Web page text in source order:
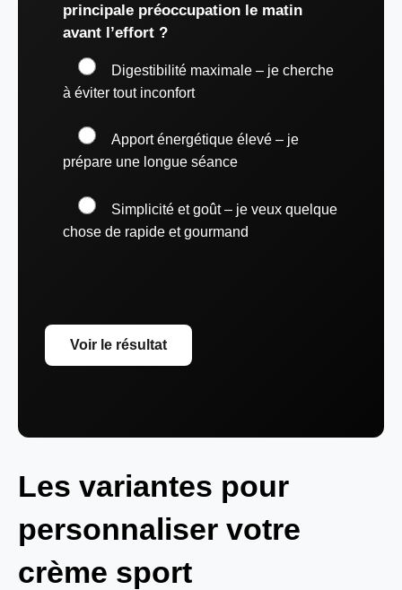
principale préoccupation le matin
avant l’effort ?
Digestibilité maximale – je cherche
à éviter tout inconfort
Apport énergétique élevé – je
prépare une longue séance
Simplicité et goût – je veux quelque
chose de rapide et gourmand
Voir le résultat
Les variantes pour
personnaliser votre
crème sport